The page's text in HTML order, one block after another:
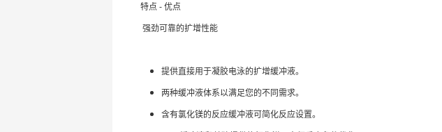
特点 - 优点
强劲可靠的扩增性能
提供直接用于凝胶电泳的扩增缓冲液。
两种缓冲液体系以满足您的不同需求。
含有氯化镁的反应缓冲液可简化反应设置。